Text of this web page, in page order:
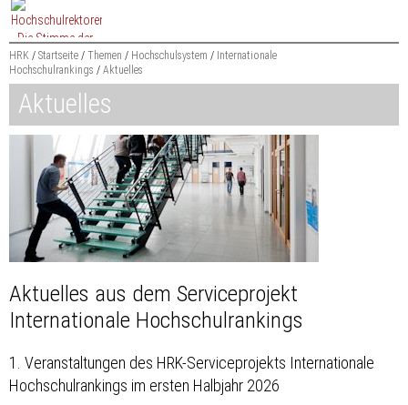
Zum
Content
springen
HRK Startseite Themen Hochschulsystem
Internationale
Hochschulrankings
Aktuelles
Aktuelles
Aktuelles aus dem Serviceprojekt
Internationale Hochschulrankings
1. Veranstaltungen des HRK-Serviceprojekts Internationale
Hochschulrankings im ersten Halbjahr 2026